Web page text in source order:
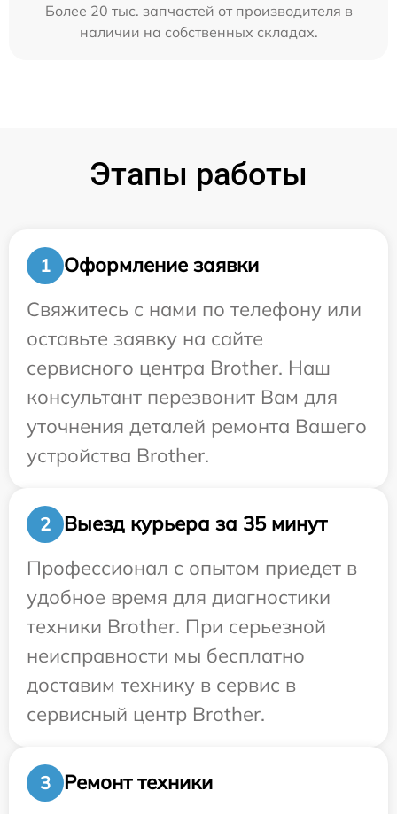
Более 20 тыс. запчастей от производителя в
наличии на собственных складах.
Этапы работы
1
Оформление заявки
Свяжитесь с нами по телефону или
оставьте заявку на сайте
сервисного центра Brother. Наш
консультант перезвонит Вам для
уточнения деталей ремонта Вашего
устройства Brother.
2
Выезд курьера за 35 минут
Профессионал с опытом приедет в
удобное время для диагностики
техники Brother. При серьезной
неисправности мы бесплатно
доставим технику в сервис в
сервисный центр Brother.
3
Ремонт техники